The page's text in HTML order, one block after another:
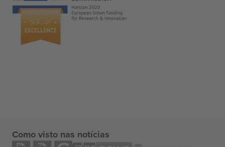
Como visto nas notícias